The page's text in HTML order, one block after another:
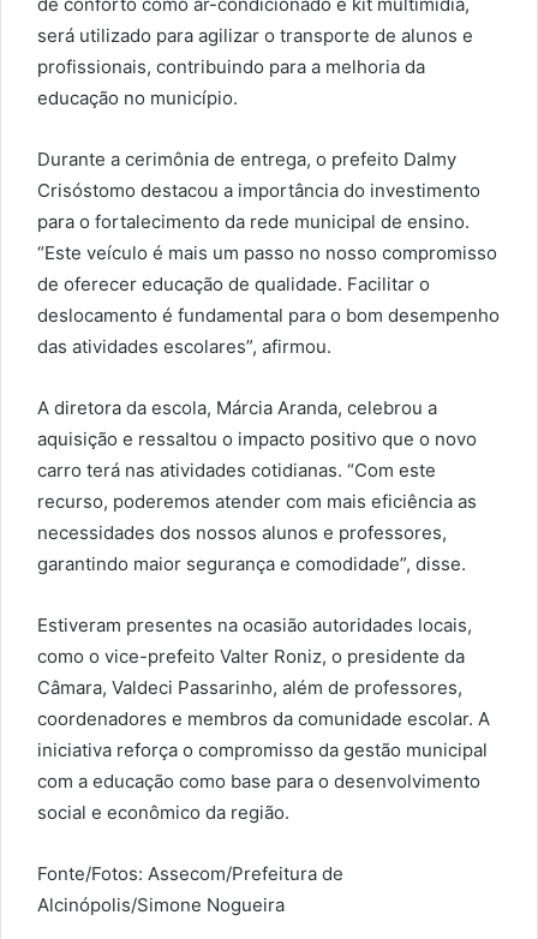
será utilizado para agilizar o transporte de alunos e
profissionais, contribuindo para a melhoria da
educação no município.
Durante a cerimônia de entrega, o prefeito Dalmy
Crisóstomo destacou a importância do investimento
para o fortalecimento da rede municipal de ensino.
“Este veículo é mais um passo no nosso compromisso
de oferecer educação de qualidade. Facilitar o
deslocamento é fundamental para o bom desempenho
das atividades escolares”, afirmou.
A diretora da escola, Márcia Aranda, celebrou a
aquisição e ressaltou o impacto positivo que o novo
carro terá nas atividades cotidianas. “Com este
recurso, poderemos atender com mais eficiência as
necessidades dos nossos alunos e professores,
garantindo maior segurança e comodidade”, disse.
Estiveram presentes na ocasião autoridades locais,
como o vice-prefeito Valter Roniz, o presidente da
Câmara, Valdeci Passarinho, além de professores,
coordenadores e membros da comunidade escolar. A
iniciativa reforça o compromisso da gestão municipal
com a educação como base para o desenvolvimento
social e econômico da região.
Fonte/Fotos: Assecom/Prefeitura de
Alcinópolis/Simone Nogueira